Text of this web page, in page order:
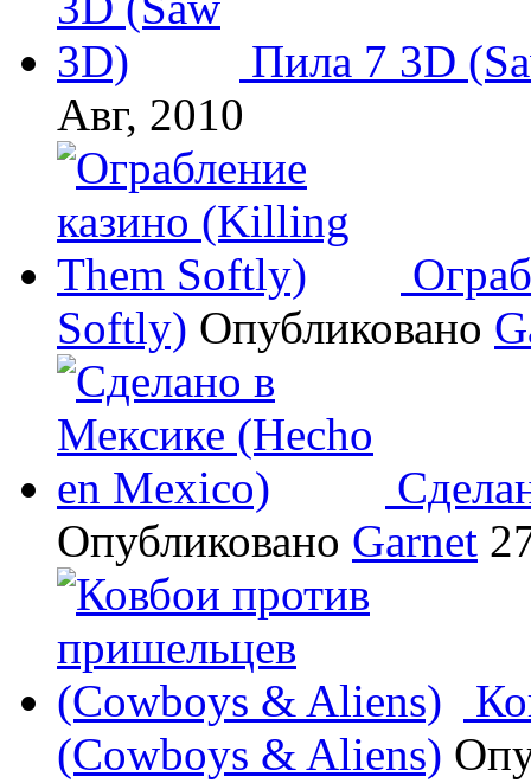
Пила 7 3D
Авг, 2010
Softly) Опубликовано
Опубликовано Garnet
(Cowboys & Aliens)